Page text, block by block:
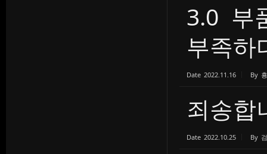
3.0 부
부족하
Date 2022.11.16 By
죄송합
Date 2022.10.25 By